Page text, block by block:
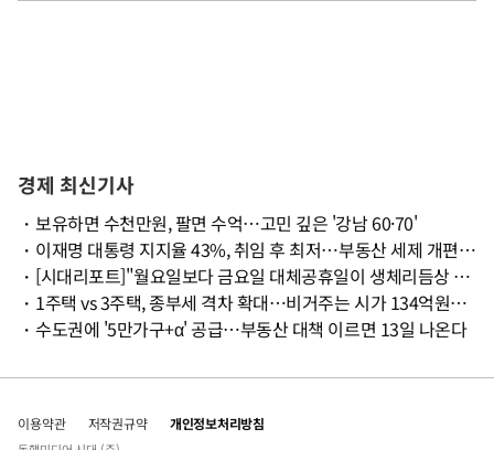
경제 최신기사
・ 보유하면 수천만원, 팔면 수억…고민 깊은 '강남 60·70'
・
이재명 대통령 지지율 43%, 취임 후 최저…부동산 세제 개편 등 영향
・
[시대리포트]"월요일보다 금요일 대체공휴일이 생체리듬상 더 효율적"
・
1주택 vs 3주택, 종부세 격차 확대…비거주는 시가 134억원부터 줄어
・ 수도권에 '5만가구+α' 공급…부동산 대책 이르면 13일 나온다
이용약관 저작권규약 개인정보처리방침